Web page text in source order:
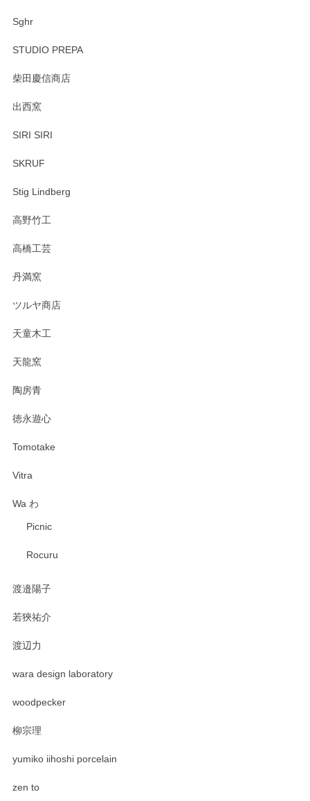
Sghr
STUDIO PREPA
柴田慶信商店
出西窯
SIRI SIRI
SKRUF
Stig Lindberg
高野竹工
高橋工芸
丹満窯
ツルヤ商店
天童木工
天龍窯
陶房青
徳永遊心
Tomotake
Vitra
Wa わ
Picnic
Rocuru
渡邉陽子
若狹祐介
渡辺力
wara design laboratory
woodpecker
柳宗理
yumiko iihoshi porcelain
zen to